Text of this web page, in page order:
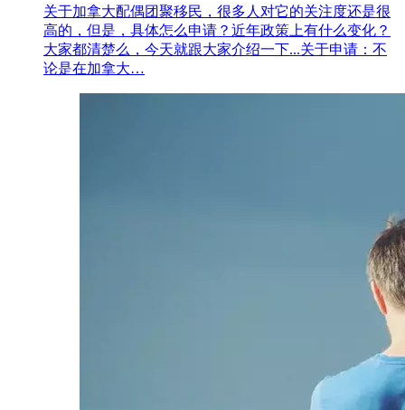
关于加拿大配偶团聚移民，很多人对它的关注度还是很
高的，但是，具体怎么申请？近年政策上有什么变化？
大家都清楚么，今天就跟大家介绍一下...关于申请：不
论是在加拿大…